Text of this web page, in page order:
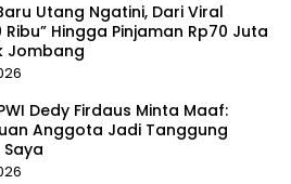
Utang Ngatini, Dari Viral
Ribu” Hingga Pinjaman Rp70 Juta
Jombang
Dedy Firdaus Minta Maaf:
Anggota Jadi Tanggung